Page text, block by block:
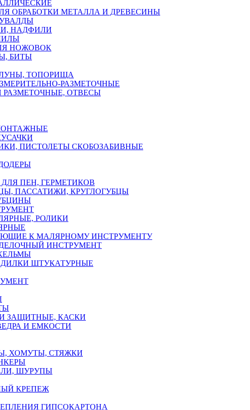
ОБРАБОТКИ МЕТАЛЛА И ДРЕВЕСИНЫ
НАДФИЛИ
НОЖОВОК
БИТЫ
ТОПОРИЩА
РАЗМЕТОЧНЫЕ
ОТВЕСЫ
ПИСТОЛЕТЫ СКОБОЗАБИВНЫЕ
ПЕН, ГЕРМЕТИКОВ
ПАССАТИЖИ, КРУГЛОГУБЦЫ
РОЛИКИ
К МАЛЯРНОМУ ИНСТРУМЕНТУ
ИНСТРУМЕНТ
ШТУКАТУРНЫЕ
ЗАЩИТНЫЕ, КАСКИ
И ЕМКОСТИ
ХОМУТЫ, СТЯЖКИ
ШУРУПЫ
КРЕПЕЖ
ГИПСОКАРТОНА